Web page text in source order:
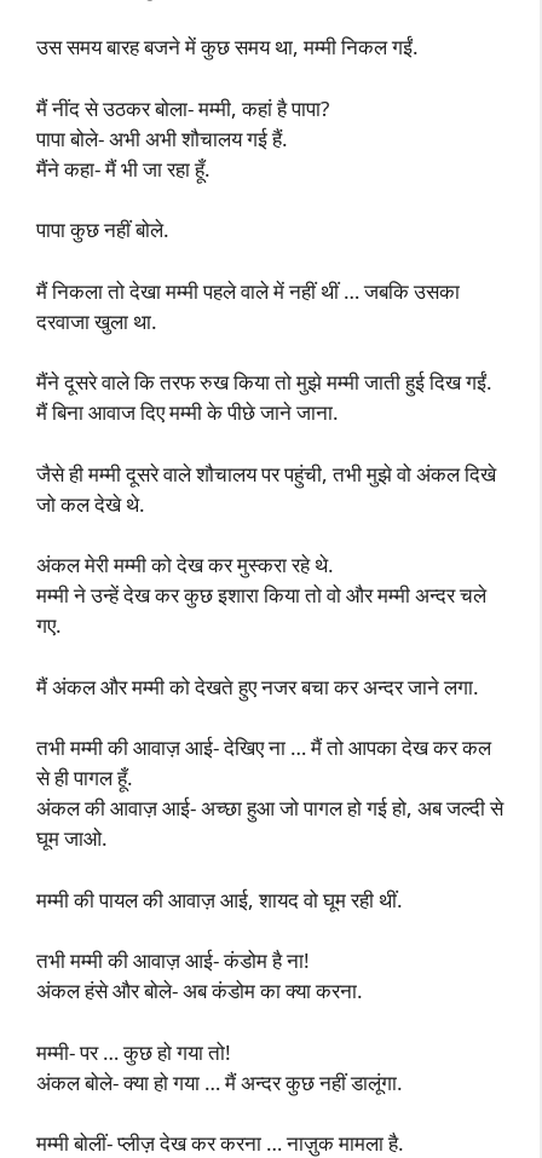
उस समय बारह बजने में कुछ समय था, मम्मी निकल गईं.
मैं नींद से उठकर बोला- मम्मी, कहां है पापा?
पापा बोले- अभी अभी शौचालय गई हैं.
मैंने कहा- मैं भी जा रहा हूँ.
पापा कुछ नहीं बोले.
मैं निकला तो देखा मम्मी पहले वाले में नहीं थीं … जबकि उसका
दरवाजा खुला था.
मैंने दूसरे वाले कि तरफ रुख किया तो मुझे मम्मी जाती हुई दिख गईं.
मैं बिना आवाज दिए मम्मी के पीछे जाने जाना.
जैसे ही मम्मी दूसरे वाले शौचालय पर पहुंची, तभी मुझे वो अंकल दिखे
जो कल देखे थे.
अंकल मेरी मम्मी को देख कर मुस्करा रहे थे.
मम्मी ने उन्हें देख कर कुछ इशारा किया तो वो और मम्मी अन्दर चले
गए.
मैं अंकल और मम्मी को देखते हुए नजर बचा कर अन्दर जाने लगा.
तभी मम्मी की आवाज़ आई- देखिए ना … मैं तो आपका देख कर कल
से ही पागल हूँ.
अंकल की आवाज़ आई- अच्छा हुआ जो पागल हो गई हो, अब जल्दी से
घूम जाओ.
मम्मी की पायल की आवाज़ आई, शायद वो घूम रही थीं.
तभी मम्मी की आवाज़ आई- कंडोम है ना!
अंकल हंसे और बोले- अब कंडोम का क्या करना.
मम्मी- पर … कुछ हो गया तो!
अंकल बोले- क्या हो गया … मैं अन्दर कुछ नहीं डालूंगा.
मम्मी बोलीं- प्लीज़ देख कर करना … नाज़ुक मामला है.